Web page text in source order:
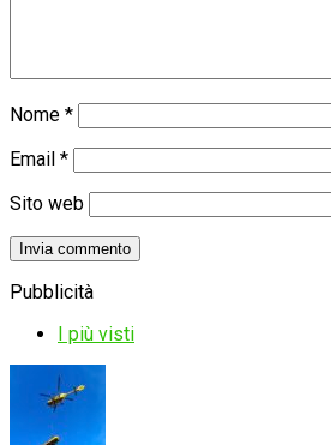
Nome *
Email *
Sito web
Pubblicità
I più visti